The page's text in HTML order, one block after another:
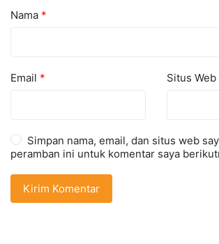
Nama *
Email * Situs Web
Simpan nama, email, dan situs web
peramban ini untuk komentar saya